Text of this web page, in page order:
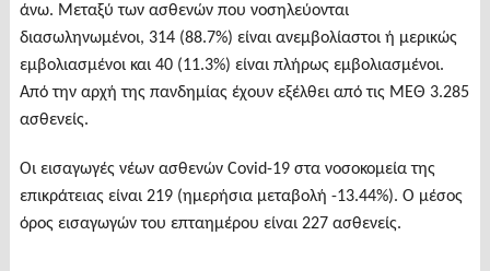
άνω. Μεταξύ των ασθενών που νοσηλεύονται
διασωληνωμένοι, 314 (88.7%) είναι ανεμβολίαστοι ή μερικώς
εμβολιασμένοι και 40 (11.3%) είναι πλήρως εμβολιασμένοι.
Από την αρχή της πανδημίας έχουν εξέλθει από τις ΜΕΘ 3.285
ασθενείς.
Οι εισαγωγές νέων ασθενών Covid-19 στα νοσοκομεία της
επικράτειας είναι 219 (ημερήσια μεταβολή -13.44%). Ο μέσος
όρος εισαγωγών του επταημέρου είναι 227 ασθενείς.